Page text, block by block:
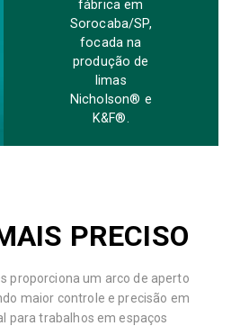
fábrica em
Sorocaba/SP,
focada na
produção de
limas
Nicholson® e
K&F®.
PRECISO
proporciona um arco de aperto
maior controle e precisão em
para trabalhos em espaços